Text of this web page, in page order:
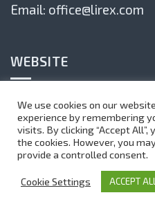
Email: office@lirex.com
WEBSITE
Privacy Policy
Site Map
Subscribe to our
1999-2025
We use cookies on our
experience by remembering
visits. By clicking “Accept All”,
the cookies. However, you
provide a controlled consent.
Cookie Settings ACCEPT ALL